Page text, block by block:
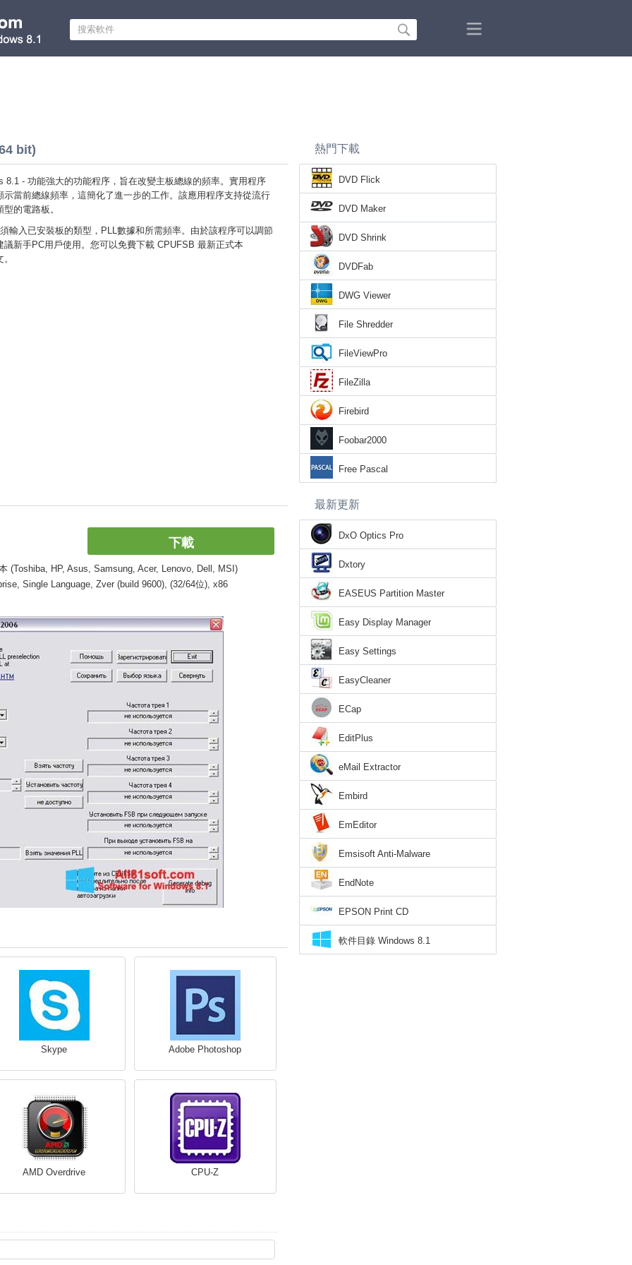
bit)
8.1 - 功能強大的功能程序，旨在改變主板總線的頻率。實用程序
示當前總線頻率，這簡化了進一步的工作。該應用程序支持從流行
的電路板。
輸入已安裝板的類型，PLL數據和所需頻率。由於該程序可以調節
議新手PC用戶使用。您可以免費下載 CPUFSB 最新正式本
下載
(Toshiba, HP, Asus, Samsung, Acer, Lenovo, Dell, MSI)
Single Language, Zver (build 9600), (32/64位), x86
Skype Adobe Photoshop
AMD Overdrive CPU-Z
熱門下載
DVD Flick
DVD Maker
DVD Shrink
DVDFab
DWG Viewer
File Shredder
FileViewPro
FileZilla
Firebird
Foobar2000
Free Pascal
最新更新
DxO Optics Pro
Dxtory
EASEUS Partition Master
Easy Display Manager
Easy Settings
EasyCleaner
ECap
EditPlus
eMail Extractor
Embird
EmEditor
Emsisoft Anti-Malware
EndNote
EPSON Print CD
軟件目錄 Windows 8.1